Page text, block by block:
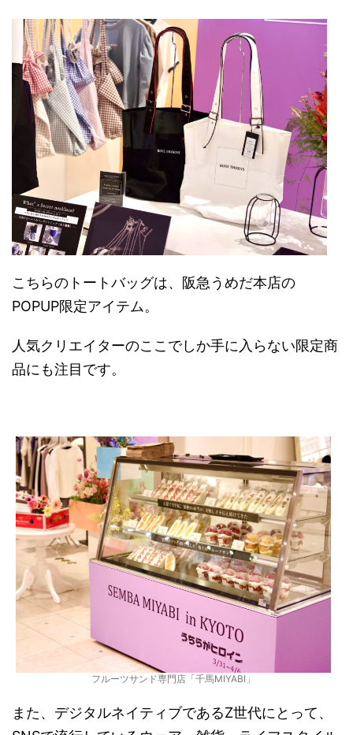
こちらのトートバッグは、阪急うめだ本店の
POPUP限定アイテム。
人気クリエイターのここでしか手に入らない限定商
品にも注目です。
フルーツサンド専門店「千馬MIYABI」
また、デジタルネイティブであるZ世代にとって、